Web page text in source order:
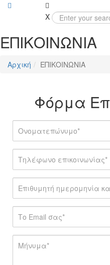
X
ΕΠΙΚΟΙΝΩΝΙΑ
Αρχική ΕΠΙΚΟΙΝΩΝΙΑ
Φόρμα